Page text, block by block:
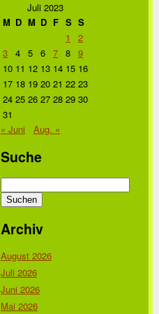
Juli 2023
M D M D F S S
1
2
3 4 5 6 7 8 9
10 11 12 13 14 15 16
17 18 19 20 21 22 23
24 25 26 27 28 29 30
31
« Juni
Aug. »
Suche
nach:
Archiv
August 2026
Juli 2026
Juni 2026
Mai 2026